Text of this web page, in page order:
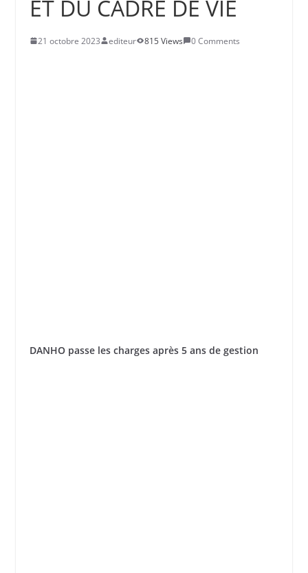
ET DU CADRE DE VIE
21 octobre 2023 editeur 815 Views 0 Comments
DANHO passe les charges après 5 ans de gestion